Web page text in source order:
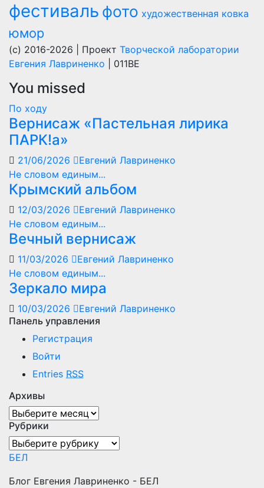
фестиваль фото художественная ковка
юмор
(c) 2016-2026 | Проект Творческой лаборатории
Евгения Лавриненко | 011BE
You missed
По ходу
Вернисаж «Пастельная лирика
ПАРК!а»
21/06/2026
Евгений Лавриненко
Не словом единым...
Крымский альбом
12/03/2026
Евгений Лавриненко
Не словом единым...
Вечный вернисаж
11/03/2026
Евгений Лавриненко
Не словом единым...
Зеркало мира
10/03/2026
Евгений Лавриненко
Панель управления
Регистрация
Войти
Entries RSS
Архивы
Архивы
Рубрики
Рубрики
БЕЛ
Блог Евгения Лавриненко - БЕЛ